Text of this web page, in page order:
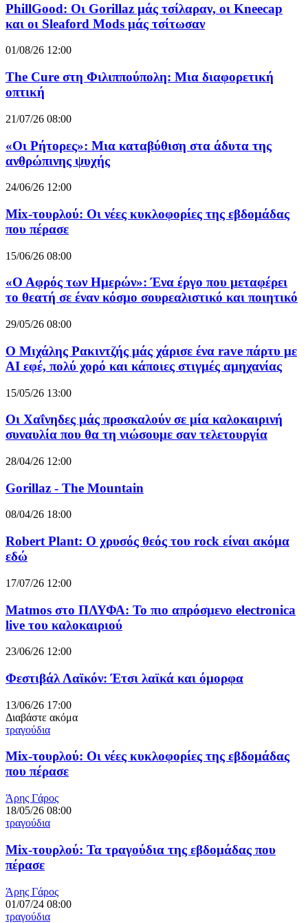
PhillGood: Οι Gorillaz μάς τσίλαραν, οι Kneecap
και οι Sleaford Mods μάς τσίτωσαν
01/08/26 12:00
The Cure στη Φιλιππούπολη: Μια διαφορετική
οπτική
21/07/26 08:00
«Οι Ρήτορες»: Μια καταβύθιση στα άδυτα της
ανθρώπινης ψυχής
24/06/26 12:00
Mix-τουρλού: Οι νέες κυκλοφορίες της εβδομάδας
που πέρασε
15/06/26 08:00
«Ο Αφρός των Ημερών»: Ένα έργο που μεταφέρει
το θεατή σε έναν κόσμο σουρεαλιστικό και ποιητικό
29/05/26 08:00
Ο Μιχάλης Ρακιντζής μάς χάρισε ένα rave πάρτυ με
AI εφέ, πολύ χορό και κάποιες στιγμές αμηχανίας
15/05/26 13:00
Οι Χαΐνηδες μάς προσκαλούν σε μία καλοκαιρινή
συναυλία που θα τη νιώσουμε σαν τελετουργία
28/04/26 12:00
Gorillaz - The Mountain
08/04/26 18:00
Robert Plant: Ο χρυσός θεός του rock είναι ακόμα
εδώ
17/07/26 12:00
Matmos στο ΠΛΥΦΑ: Το πιο απρόσμενο electronica
live του καλοκαιριού
23/06/26 12:00
Φεστιβάλ Λαϊκόν: Έτσι λαϊκά και όμορφα
13/06/26 17:00
Διαβάστε ακόμα
τραγούδια
Mix-τουρλού: Οι νέες κυκλοφορίες της εβδομάδας
που πέρασε
Άρης Γάρος
18/05/26 08:00
τραγούδια
Mix-τουρλού: Τα τραγούδια της εβδομάδας που
πέρασε
Άρης Γάρος
01/07/24 08:00
τραγούδια